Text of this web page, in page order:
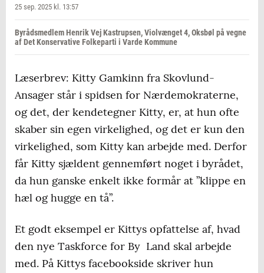
25 sep. 2025 kl. 13:57
Byrådsmedlem Henrik Vej Kastrupsen, Violvænget 4, Oksbøl på vegne
af Det Konservative Folkeparti i Varde Kommune
Læserbrev: Kitty Gamkinn fra Skovlund-
Ansager står i spidsen for Nærdemokraterne,
og det, der kendetegner Kitty, er, at hun ofte
skaber sin egen virkelighed, og det er kun den
virkelighed, som Kitty kan arbejde med. Derfor
får Kitty sjældent gennemført noget i byrådet,
da hun ganske enkelt ikke formår at ”klippe en
hæl og hugge en tå”.
Et godt eksempel er Kittys opfattelse af, hvad
den nye Taskforce for By Land skal arbejde
med. På Kittys facebookside skriver hun